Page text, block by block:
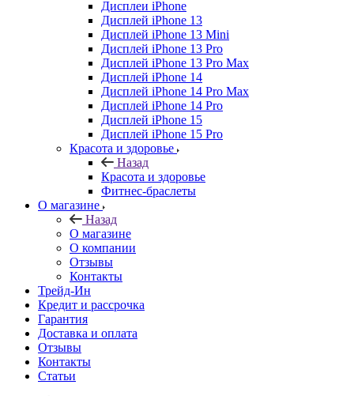
Дисплеи iPhone
Дисплей iPhone 13
Дисплей iPhone 13 Mini
Дисплей iPhone 13 Pro
Дисплей iPhone 13 Pro Max
Дисплей iPhone 14
Дисплей iPhone 14 Pro Max
Дисплей iPhone 14 Pro
Дисплей iPhone 15
Дисплей iPhone 15 Pro
Красота и здоровье
Назад
Красота и здоровье
Фитнес-браслеты
О магазине
Назад
О магазине
О компании
Отзывы
Контакты
Трейд-Ин
Кредит и рассрочка
Гарантия
Доставка и оплата
Отзывы
Контакты
Статьи